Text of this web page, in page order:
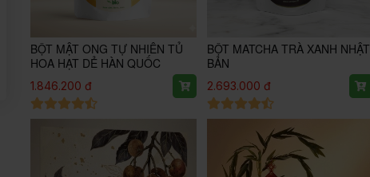
BỘT MẬT ONG TỰ NHIÊN TỦ
HOA HẠT DẺ HÀN QUỐC
1.846.200 đ
BỘT MATCHA TRÀ XANH NHẬT
BẢN
2.693.000 đ